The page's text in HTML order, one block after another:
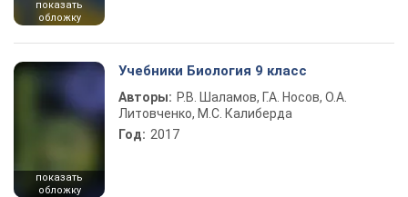
показать
обложку
показать
обложку
Учебники Биология 9 класс
Авторы: Р.В. Шаламов, Г.А. Носов, О.А.
Литовченко, М.С. Калиберда
Год: 2017